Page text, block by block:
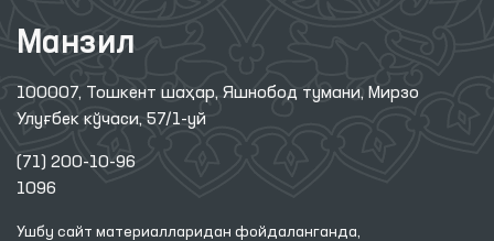
Манзил
100007, Тошкент шаҳар, Яшнобод тумани, Мирзо
Улуғбек кўчаси, 57/1-уй
(71) 200-10-96
1096
Ушбу сайт материалларидан фойдаланганда,